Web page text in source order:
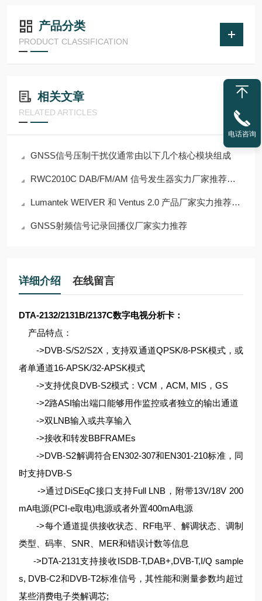
产品分类
PRODUCT CLASSIFICATION
相关文章
RELATED ARTICLES
GNSS信号压制干扰仪通常由以下几个核心模块组成
RWC2010C DAB/FM/AM 信号发生器实力厂家推荐：深圳迪维贝科技有限公司
Lumantek WEIVER 和 Ventus 2.0 产品厂家实力推荐迪维贝科技
GNSS射频信号记录回播仪厂家实力推荐
详细介绍 在线留言
DTA-2132/2131B/2137C数字电视分析卡 ：
产品特点：
->DVB-S/S2/S2X，支持双通道QPSK/8-PSK模式，或
者单通道16-APSK/32-APSK模式
->支持优良DVB-S2模式：VCM，ACM, MIS，GS
->2路ASI输出端口能够用作监控或者独立的输出通道
->双LNB输入或共享输入
->接收和转发BBFRAMEs
->DVB-S2解调符合EN302-307和EN301-210标准，同
时支持DVB-S
->通过DiSEqC接口支持Full LNB，附带13V/18V 200
mA电源(PCI-e取电)电源或者外置400mA电源
->每个通道提供接收状态、RF电平、解调状态、调制
类型、码率、SNR、MER和错误计数等信息
->DTA-2131支持接收ISDB-T,DAB+,DVB-T,I/Q sample
s, DVB-C2和DVB-T2标准信号，其性能和测量参数均超过
某些消费电子类解调芯;
电话咨询